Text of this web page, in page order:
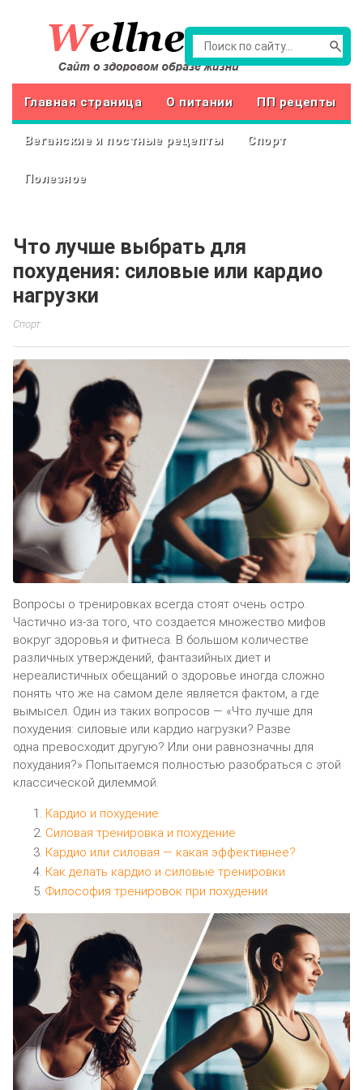
Главная страница О питании ПП рецепты
Веганские и постные рецепты Спорт
Полезное
Что лучше выбрать для
похудения: силовые или кардио
нагрузки
Спорт
Вопросы о тренировках всегда стоят очень остро.
Частично из-за того, что создается множество мифов
вокруг здоровья и фитнеса. В большом количестве
различных утверждений, фантазийных диет и
нереалистичных обещаний о здоровье иногда сложно
понять что же на самом деле является фактом, а где
вымысел. Один из таких вопросов — «Что лучше для
похудения: силовые или кардио нагрузки? Разве
одна превосходит другую? Или они равнозначны для
похудания?» Попытаемся полностью разобраться с этой
классической дилеммой.
Кардио и похудение
Силовая тренировка и похудение
Кардио или силовая — какая эффективнее?
Как делать кардио и силовые тренировки
Философия тренировок при похудении